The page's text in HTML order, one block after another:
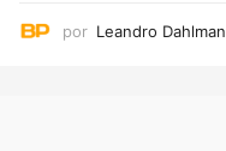
por Leandro Dahlman